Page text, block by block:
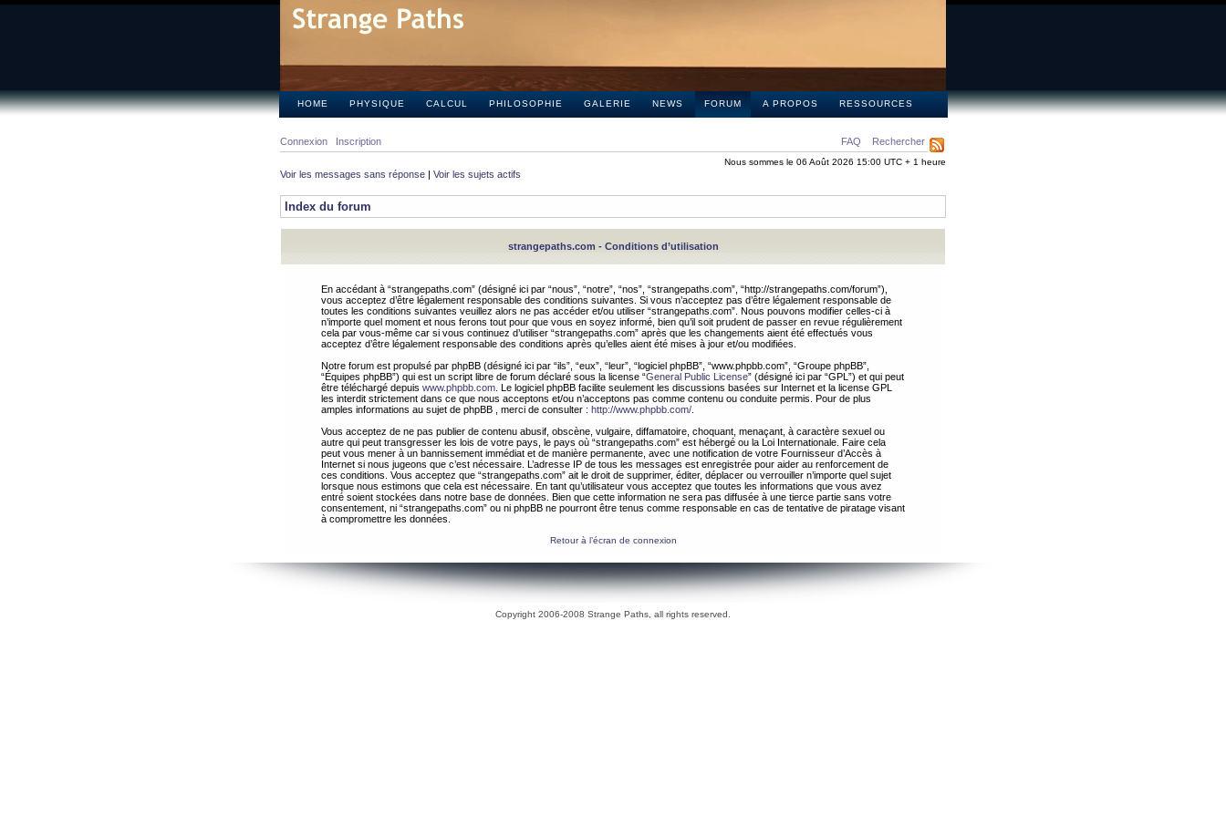
HOME PHYSIQUE CALCUL PHILOSOPHIE GALERIE NEWS FORUM A PROPOS RESSOURCES
FAQ Rechercher
Connexion Inscription
Nous sommes le 06 Août 2026 15:00 UTC + 1 heure
Voir les messages sans réponse | Voir les sujets actifs
Index du forum
strangepaths.com - Conditions d’utilisation
En accédant à “strangepaths.com” (désigné ici par “nous”, “notre”, “nos”, “strangepaths.com”, “http://strangepaths.com/forum”),
vous acceptez d’être légalement responsable des conditions suivantes. Si vous n’acceptez pas d’être légalement responsable de
toutes les conditions suivantes veuillez alors ne pas accéder et/ou utiliser “strangepaths.com”. Nous pouvons modifier celles-ci à
n’importe quel moment et nous ferons tout pour que vous en soyez informé, bien qu’il soit prudent de passer en revue régulièrement
cela par vous-même car si vous continuez d’utiliser “strangepaths.com” après que les changements aient été effectués vous
acceptez d’être légalement responsable des conditions après qu’elles aient été mises à jour et/ou modifiées.
Notre forum est propulsé par phpBB (désigné ici par “ils”, “eux”, “leur”, “logiciel phpBB”, “www.phpbb.com”, “Groupe phpBB”,
“Équipes phpBB”) qui est un script libre de forum déclaré sous la license “General Public License” (désigné ici par “GPL”) et qui peut
être téléchargé depuis www.phpbb.com . Le logiciel phpBB facilite seulement les discussions basées sur Internet et la license GPL
les interdit strictement dans ce que nous acceptons et/ou n’acceptons pas comme contenu ou conduite permis. Pour de plus
amples informations au sujet de phpBB , merci de consulter : http://www.phpbb.com/
Vous acceptez de ne pas publier de contenu abusif, obscène, vulgaire, diffamatoire, choquant, menaçant, à caractère sexuel ou
autre qui peut transgresser les lois de votre pays, le pays où “strangepaths.com” est hébergé ou la Loi Internationale. Faire cela
peut vous mener à un bannissement immédiat et de manière permanente, avec une notification de votre Fournisseur d’Accès à
Internet si nous jugeons que c’est nécessaire. L’adresse IP de tous les messages est enregistrée pour aider au renforcement de
ces conditions. Vous acceptez que “strangepaths.com” ait le droit de supprimer, éditer, déplacer ou verrouiller n’importe quel sujet
lorsque nous estimons que cela est nécessaire. En tant qu’utilisateur vous acceptez que toutes les informations que vous avez
entré soient stockées dans notre base de données. Bien que cette information ne sera pas diffusée à une tierce partie sans votre
consentement, ni “strangepaths.com” ou ni phpBB ne pourront être tenus comme responsable en cas de tentative de piratage visant
à compromettre les données.
Retour à l’écran de connexion
Copyright 2006-2008 Strange Paths, all rights reserved.